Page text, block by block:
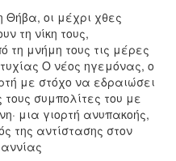
Θήβα, οι μέχρι χθες
τη νίκη τους,
μνήμη τους τις μέρες
Ο νέος ηγεμόνας, ο
με στόχο να εδραιώσει
τους συμπολίτες του με
μια γιορτή ανυπακοής,
της αντίστασης στον